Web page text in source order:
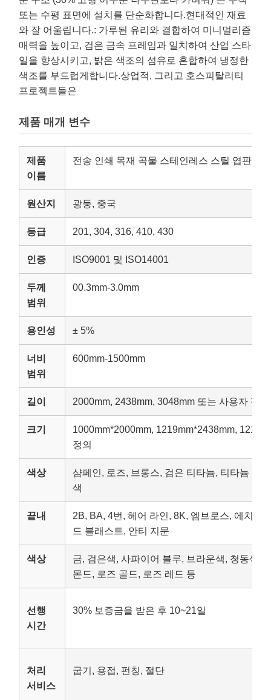
또는 수평 표면에 설치를 단순화합니다.현대적인 재료
와 잘 어울립니다.: 가루된 유리와 결합하여 미니멀리즘
매력을 높이고, 검은 금속 프레임과 일치하여 산업 스타
일을 향상시키고, 밝은 색조의 섬유로 혼합하여 냉정한
색조를 부드럽게합니다.상업적, 그리고 호스피탈리티
프로젝트들은
제품 매개 변수
제품
이름
전송 인쇄 목재 곡물 스테인레스 스틸 엽판 -
원산지 광둥, 중국
등급 201, 304, 316, 410, 430
인증 ISO9001 및 ISO14001
두께
범위
00.3mm-3.0mm
용인성 ± 5%
너비
범위
600mm-1500mm
길이 2000mm, 2438mm, 3048mm 또는 사용자 정의
크기
1000mm*2000mm, 1219mm*2438mm,
정의
색상
샴페인, 로즈, 브롱스, 검은 티타늄, 티타늄 금,
색
끝내
2B, BA, 4번, 헤어 라인, 8K, 엠브로스, 에치드,
드 블래스트, 안티 지문
색상
금, 검은색, 사파이어 블루, 브라운색, 청동색,
몬드, 로즈 골드, 로즈 레드 등
선행
시간
30% 보증금을 받은 후 10~21일
처리
서비스
굽기, 용접, 펀칭, 절단